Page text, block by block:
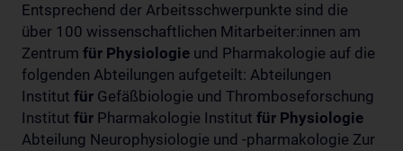
Entsprechend der Arbeitsschwerpunkte sind die
über 100 wissenschaftlichen Mitarbeiter:innen am
Zentrum für Physiologie und Pharmakologie auf die
folgenden Abteilungen aufgeteilt: Abteilungen
Institut für Gefäßbiologie und Thromboseforschung
Institut für Pharmakologie Institut für Physiologie
Abteilung Neurophysiologie und -pharmakologie Zur